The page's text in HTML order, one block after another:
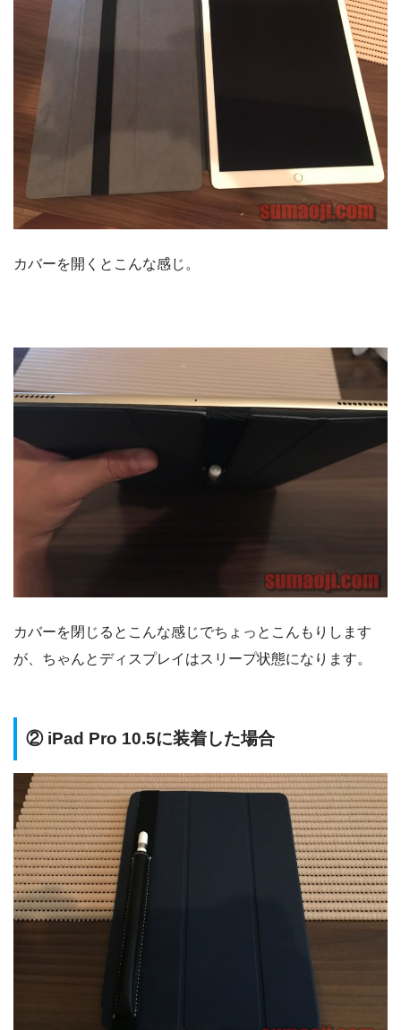
カバーを開くとこんな感じ。
カバーを閉じるとこんな感じでちょっとこんもりします
が、ちゃんとディスプレイはスリープ状態になります。
② iPad Pro 10.5に装着した場合